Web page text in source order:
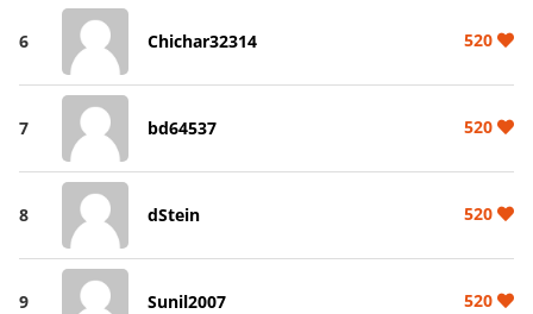
6 Chichar32314 520
7 bd64537 520
8 dStein 520
9 Sunil2007 520